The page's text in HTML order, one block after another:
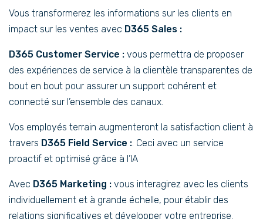
Vous transformerez les informations sur les clients en
impact sur les ventes avec D365 Sales :
D365 Customer Service : vous permettra de proposer
des expériences de service à la clientèle transparentes de
bout en bout pour assurer un support cohérent et
connecté sur l’ensemble des canaux.
Vos employés terrain augmenteront la satisfaction client à
travers D365 Field Service :. Ceci avec un service
proactif et optimisé grâce à l’IA
Avec D365 Marketing : vous interagirez avec les clients
individuellement et à grande échelle, pour établir des
relations significatives et développer votre entreprise.